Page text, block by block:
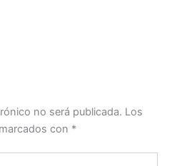
no será publicada. Los
con *